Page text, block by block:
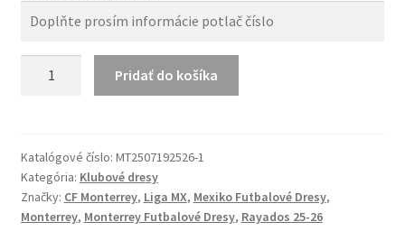
25-
26
Hosťovský
Dres
Pridať do košíka
Katalógové číslo: MT2507192526-1
Kategória: Klubové dresy
Značky: CF Monterrey, Liga MX, Mexiko Futbalové Dresy,
Monterrey, Monterrey Futbalové Dresy, Rayados 25-26